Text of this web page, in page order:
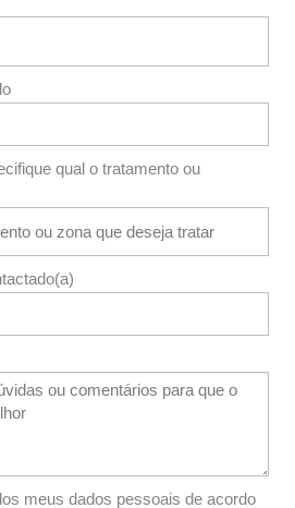
qual o tratamento ou
meus dados pessoais de acordo